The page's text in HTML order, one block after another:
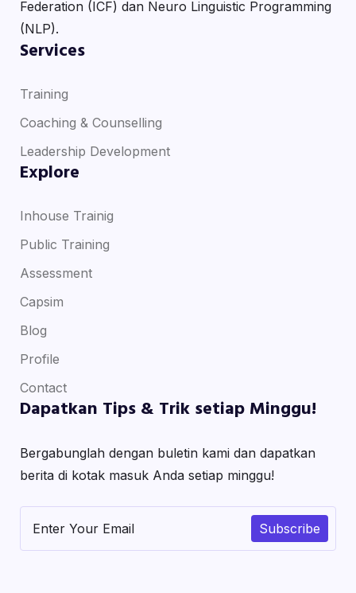
Federation (ICF) dan Neuro Linguistic Programming
(NLP).
Services
Training
Coaching & Counselling
Leadership Development
Explore
Inhouse Trainig
Public Training
Assessment
Capsim
Blog
Profile
Contact
Dapatkan Tips & Trik setiap Minggu!
Bergabunglah dengan buletin kami dan dapatkan
berita di kotak masuk Anda setiap minggu!
Subscribe